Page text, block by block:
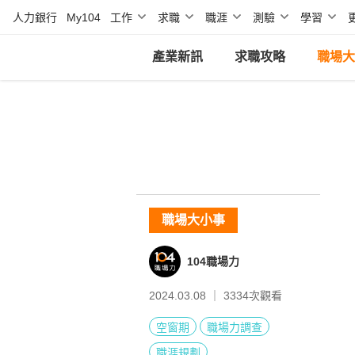
人力銀行 My104 工作 求職 職涯 測驗 學習
產業新訊 求職攻略 職場
職場大小事
104職場力
2024.03.08 ｜ 3334次觀看
空窗期
職場力調查